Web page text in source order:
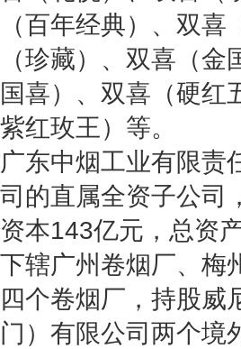
（百年经典）、双
（珍藏）、双喜（
国喜）、双喜（硬红
紫红玫王）等。
广东中烟工业有限责
司的直属全资子公司
资本143亿元，总资
下辖广州卷烟厂、梅
四个卷烟厂，持股威
门）有限公司两个境